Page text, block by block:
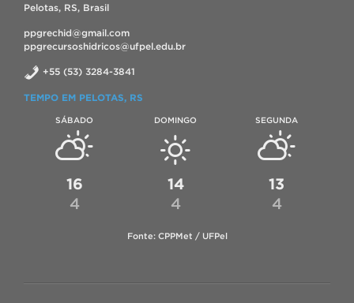
Pelotas, RS, Brasil
ppgrechid@gmail.com
ppgrecursoshidricos@ufpel.edu.br
+55 (53) 3284-3841
TEMPO EM PELOTAS, RS
SÁBADO
16
4
DOMINGO
14
4
SEGUNDA
13
4
Fonte: CPPMet / UFPel